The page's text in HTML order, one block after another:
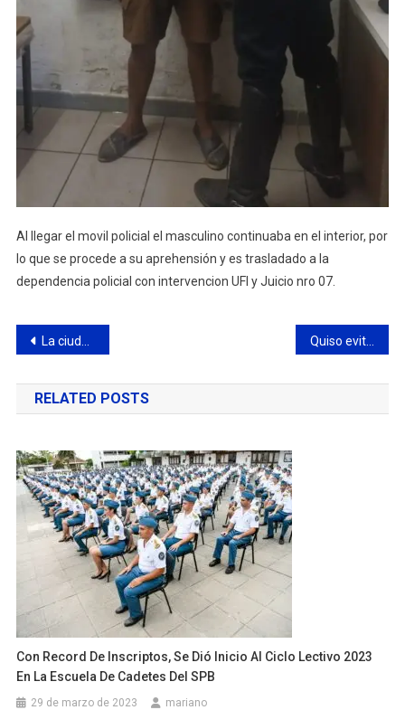
Al llegar el movil policial el masculino continuaba en el interior, por
lo que se procede a su aprehensión y es trasladado a la
dependencia policial con intervencion UFI y Juicio nro 07.
Navegación
de
entradas
La ciudad celebrará el Año Nuevo Chino con una fiesta en la Costanera
RELATED POSTS
Con Record De Inscriptos, Se Dió Inicio Al Ciclo Lectivo 2023
En La Escuela De Cadetes Del SPB
29 de marzo de 2023 mariano